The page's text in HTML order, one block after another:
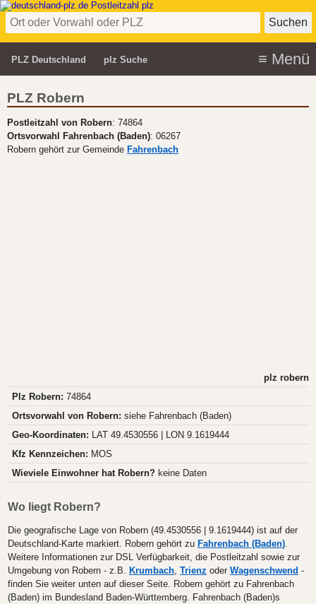
PLZ Deutschland plz Suche
PLZ Robern
Postleitzahl von Robern: 74864
Ortsvorwahl Fahrenbach (Baden): 06267
Robern gehört zur Gemeinde Fahrenbach
plz robern
Plz Robern: 74864
Ortsvorwahl von Robern: siehe Fahrenbach (Baden)
Geo-Koordinaten: LAT 49.4530556 | LON 9.1619444
Kfz Kennzeichen: MOS
Wieviele Einwohner hat Robern? keine Daten
Wo liegt Robern?
Die geografische Lage von Robern (49.4530556 | 9.1619444) ist auf der
Deutschland-Karte markiert. Robern gehört zu Fahrenbach (Baden).
Weitere Informationen zur DSL Verfügbarkeit, die Postleitzahl sowie zur
Umgebung von Robern - z.B. Krumbach, Trienz oder Wagenschwend -
finden Sie weiter unten auf dieser Seite. Robern gehört zu Fahrenbach
(Baden) im Bundesland Baden-Württemberg. Fahrenbach (Baden)s